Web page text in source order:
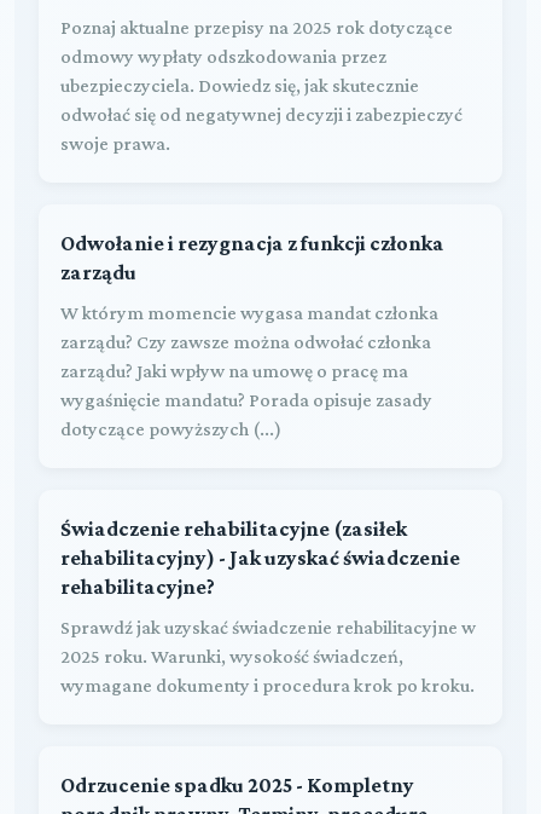
Poznaj aktualne przepisy na 2025 rok dotyczące
odmowy wypłaty odszkodowania przez
ubezpieczyciela. Dowiedz się, jak skutecznie
odwołać się od negatywnej decyzji i zabezpieczyć
swoje prawa.
Odwołanie i rezygnacja z funkcji członka
zarządu
W którym momencie wygasa mandat członka
zarządu? Czy zawsze można odwołać członka
zarządu? Jaki wpływ na umowę o pracę ma
wygaśnięcie mandatu? Porada opisuje zasady
dotyczące powyższych (...)
Świadczenie rehabilitacyjne (zasiłek
rehabilitacyjny) - Jak uzyskać świadczenie
rehabilitacyjne?
Sprawdź jak uzyskać świadczenie rehabilitacyjne w
2025 roku. Warunki, wysokość świadczeń,
wymagane dokumenty i procedura krok po kroku.
Odrzucenie spadku 2025 - Kompletny